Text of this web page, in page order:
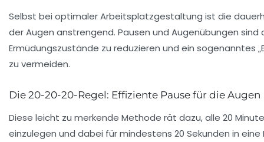
Selbst bei optimaler Arbeitsplatzgestaltung ist die
der Augen anstrengend. Pausen und Augenübungen sind
Ermüdungszustände zu reduzieren und ein sogenanntes
zu vermeiden.
Die 20-20-20-Regel: Effiziente Pause für die Augen
Diese leicht zu merkende Methode rät dazu, alle 20
einzulegen und dabei für mindestens 20 Sekunden in